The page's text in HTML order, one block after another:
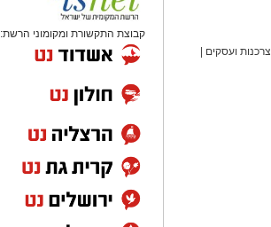
צרכנות ועסקים
קבוצת התקשורת ומקומוני הרשת: